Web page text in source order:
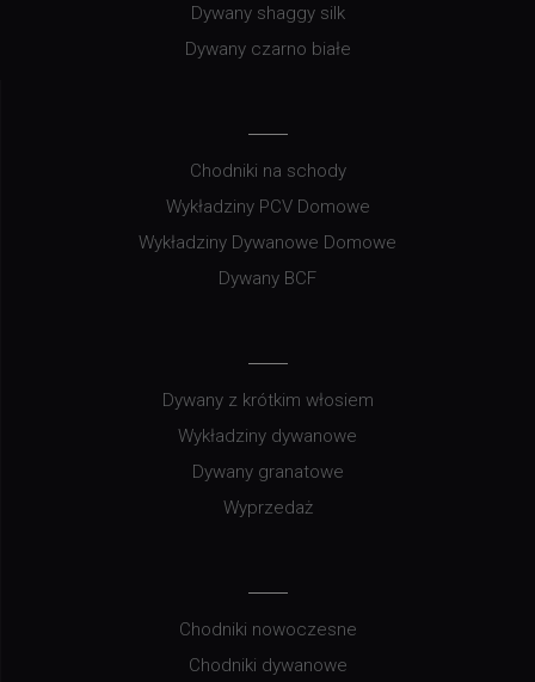
Dywany shaggy silk
Dywany czarno białe
Chodniki na schody
Wykładziny PCV Domowe
Wykładziny Dywanowe Domowe
Dywany BCF
Dywany z krótkim włosiem
Wykładziny dywanowe
Dywany granatowe
Wyprzedaż
Chodniki nowoczesne
Chodniki dywanowe